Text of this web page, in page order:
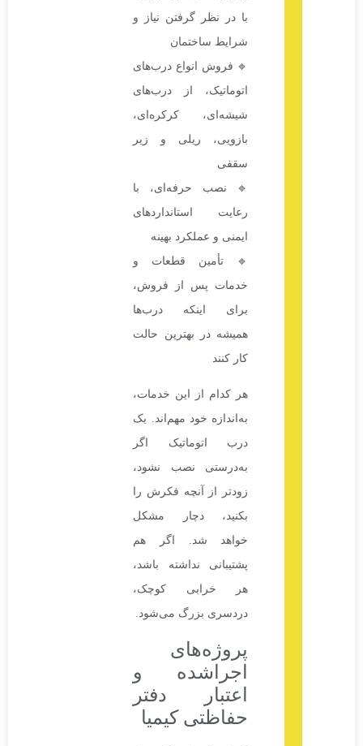
با در نظر گرفتن نیاز و
🔹 فروش انواع درب‌های
اتوماتیک، از درب‌های
شیشه‌ای، کرکره‌ای،
بازویی، ریلی و زیر
🔹 نصب حرفه‌ای، با
رعایت استانداردهای
ایمنی و عملکرد بهینه
🔹 تأمین قطعات و
خدمات پس از فروش،
برای اینکه درب‌ها
همیشه در بهترین حالت
هر کدام از این خدمات،
به‌اندازه خود مهم‌اند. یک
درب اتوماتیک اگر
به‌درستی نصب نشود،
زودتر از آنچه فکرش را
بکنید، دچار مشکل
خواهد شد. اگر هم
پشتیبانی نداشته باشد،
هر خرابی کوچک،
دردسری بزرگ می‌شود.
اجراشده و
اعتبار دفتر
حفاظتی کیمیا